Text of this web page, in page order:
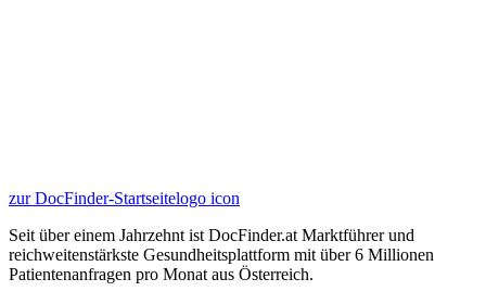
zur DocFinder-Startseitelogo icon
Seit über einem Jahrzehnt ist DocFinder.at Marktführer und
reichweitenstärkste Gesundheitsplattform mit über 6 Millionen
Patientenanfragen pro Monat aus Österreich.